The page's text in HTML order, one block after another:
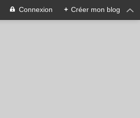
Connexion + Créer mon blog